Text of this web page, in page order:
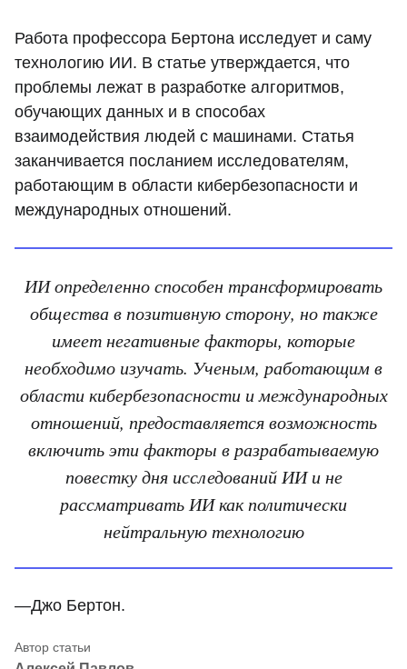
Работа профессора Бертона исследует и саму
технологию ИИ. В статье утверждается, что
проблемы лежат в разработке алгоритмов,
обучающих данных и в способах
взаимодействия людей с машинами. Статья
заканчивается посланием исследователям,
работающим в области кибербезопасности и
международных отношений.
ИИ определенно способен трансформировать
общества в позитивную сторону, но также
имеет негативные факторы, которые
необходимо изучать. Ученым, работающим в
области кибербезопасности и международных
отношений, предоставляется возможность
включить эти факторы в разрабатываемую
повестку дня исследований ИИ и не
рассматривать ИИ как политически
нейтральную технологию
—Джо Бертон.